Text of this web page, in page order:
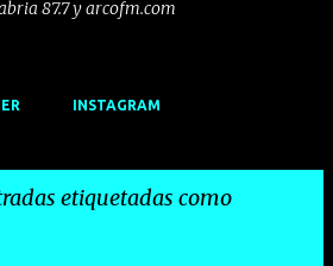
87.7 y arcofm.com
INSTAGRAM
etiquetadas como